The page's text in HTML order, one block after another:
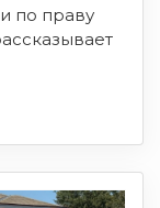
по праву